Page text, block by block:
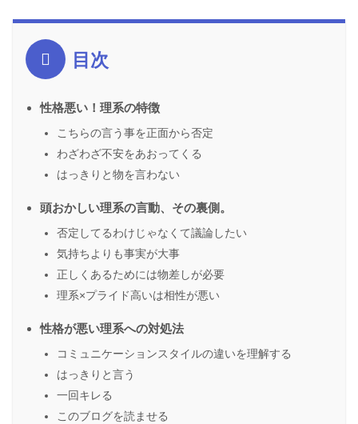
目次
性格悪い！理系の特徴
こちらの言う事を正面から否定
わざわざ不安をあおってくる
はっきりと物を言わない
頭おかしい理系の言動、その裏側。
否定してるわけじゃなくて議論したい
気持ちよりも事実が大事
正しくあるためには物差しが必要
理系×プライド高いは相性が悪い
性格が悪い理系への対処法
コミュニケーションスタイルの違いを理解する
はっきりと言う
一回キレる
このブログを読ませる